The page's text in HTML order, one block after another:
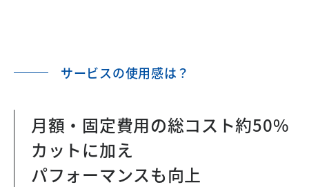
サービスの使用感は？
月額・固定費用の総コスト約50%
カットに加え
パフォーマンスも向上